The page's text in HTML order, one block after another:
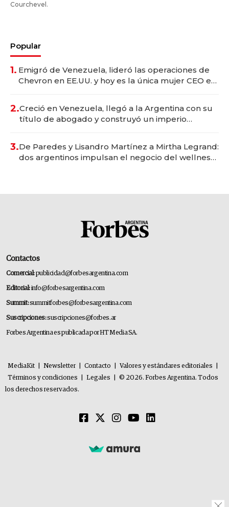
Courchevel.
Popular
1. Emigró de Venezuela, lideró las operaciones de
Chevron en EE.UU. y hoy es la única mujer CEO en
2.Creció en Venezuela, llegó a la Argentina con su
título de abogado y construyó un imperio
3.De Paredes y Lisandro Martínez a Mirtha Legrand:
dos argentinos impulsan el negocio del wellness
Contactos
Comercial:publicidad@forbesargentina.com
Editorial:info@forbesargentina.com
Summit:summitforbes@forbesargentina.com
Suscripciones:suscripciones@forbes.ar
Forbes Argentina es publicada por HT Media SA.
MediaKit Newsletter Contacto Valores y estándares editoriales
Términos y condiciones
Legales
© 2026. Forbes Argentina. Todos
los derechos reservados.